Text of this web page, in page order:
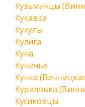
Кузьминцы
Кукавка
Кукулы
Кулига
Куна
Куничье
Кунка
Куриловка
Кусиковцы